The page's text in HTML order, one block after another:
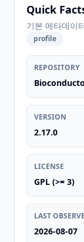
Quick
기본 메타데이
profile
REPOSITORY
VERSION
2.17.0
LICENSE
GPL (>= 3)
LAST
2026-08-07